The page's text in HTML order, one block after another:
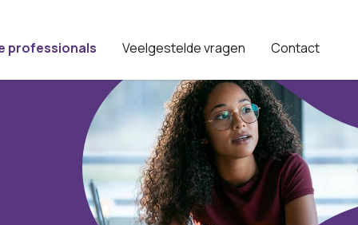
professionals Veelgestelde vragen Contact